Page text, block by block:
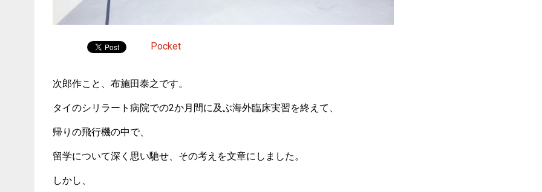
Pocket
次郎作こと、布施田泰之です。
タイのシリラート病院での2か月間に及ぶ海外臨床実習を終えて、
帰りの飛行機の中で、
留学について深く思い馳せ、その考えを文章にしました。
しかし、